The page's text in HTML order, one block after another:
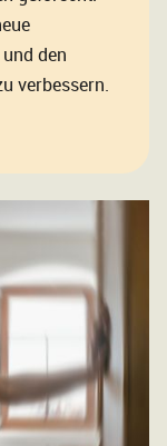
den
verbessern.